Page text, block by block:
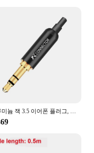
every connection.
keyboard, or
The 55잭
making it easy to
for your specific
can enjoy the
at hand,
computer or